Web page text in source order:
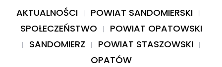
AKTUALNOŚCI
POWIAT SANDOMIERSKI
SPOŁECZEŃSTWO
POWIAT OPATOWSKI
SANDOMIERZ
POWIAT STASZOWSKI
OPATÓW